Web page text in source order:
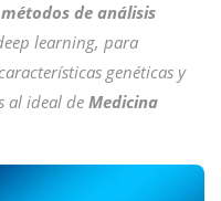
de análisis
learning, para
genéticas y
al ideal de Medicina